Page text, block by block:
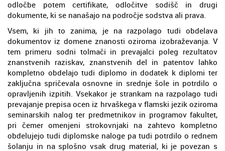
odločbe potem certifikate, odločitve sodišč in drugi
dokumente, ki se nanašajo na področje sodstva ali prava.
Vsem, ki jih to zanima, je na razpolago tudi obdelava
dokumentov iz domene znanosti oziroma izobraževanja. V
tem primeru sodni tolmači in prevajalci poleg rezultatov
znanstvenih raziskav, znanstvenih del in patentov lahko
kompletno obdelajo tudi diplomo in dodatek k diplomi ter
zaključna spričevala osnovne in srednje šole in potrdilo o
opravljenih izpitih. Vsekakor je strankam na razpolago tudi
prevajanje prepisa ocen iz hrvaškega v flamski jezik oziroma
seminarskih nalog ter predmetnikov in programov fakultet,
pri čemer omenjeni strokovnjaki na zahtevo kompletno
obdelujejo tudi diplomske naloge pa tudi potrdilo o rednem
šolanju in na splošno vsak drug material, ki je povezan s